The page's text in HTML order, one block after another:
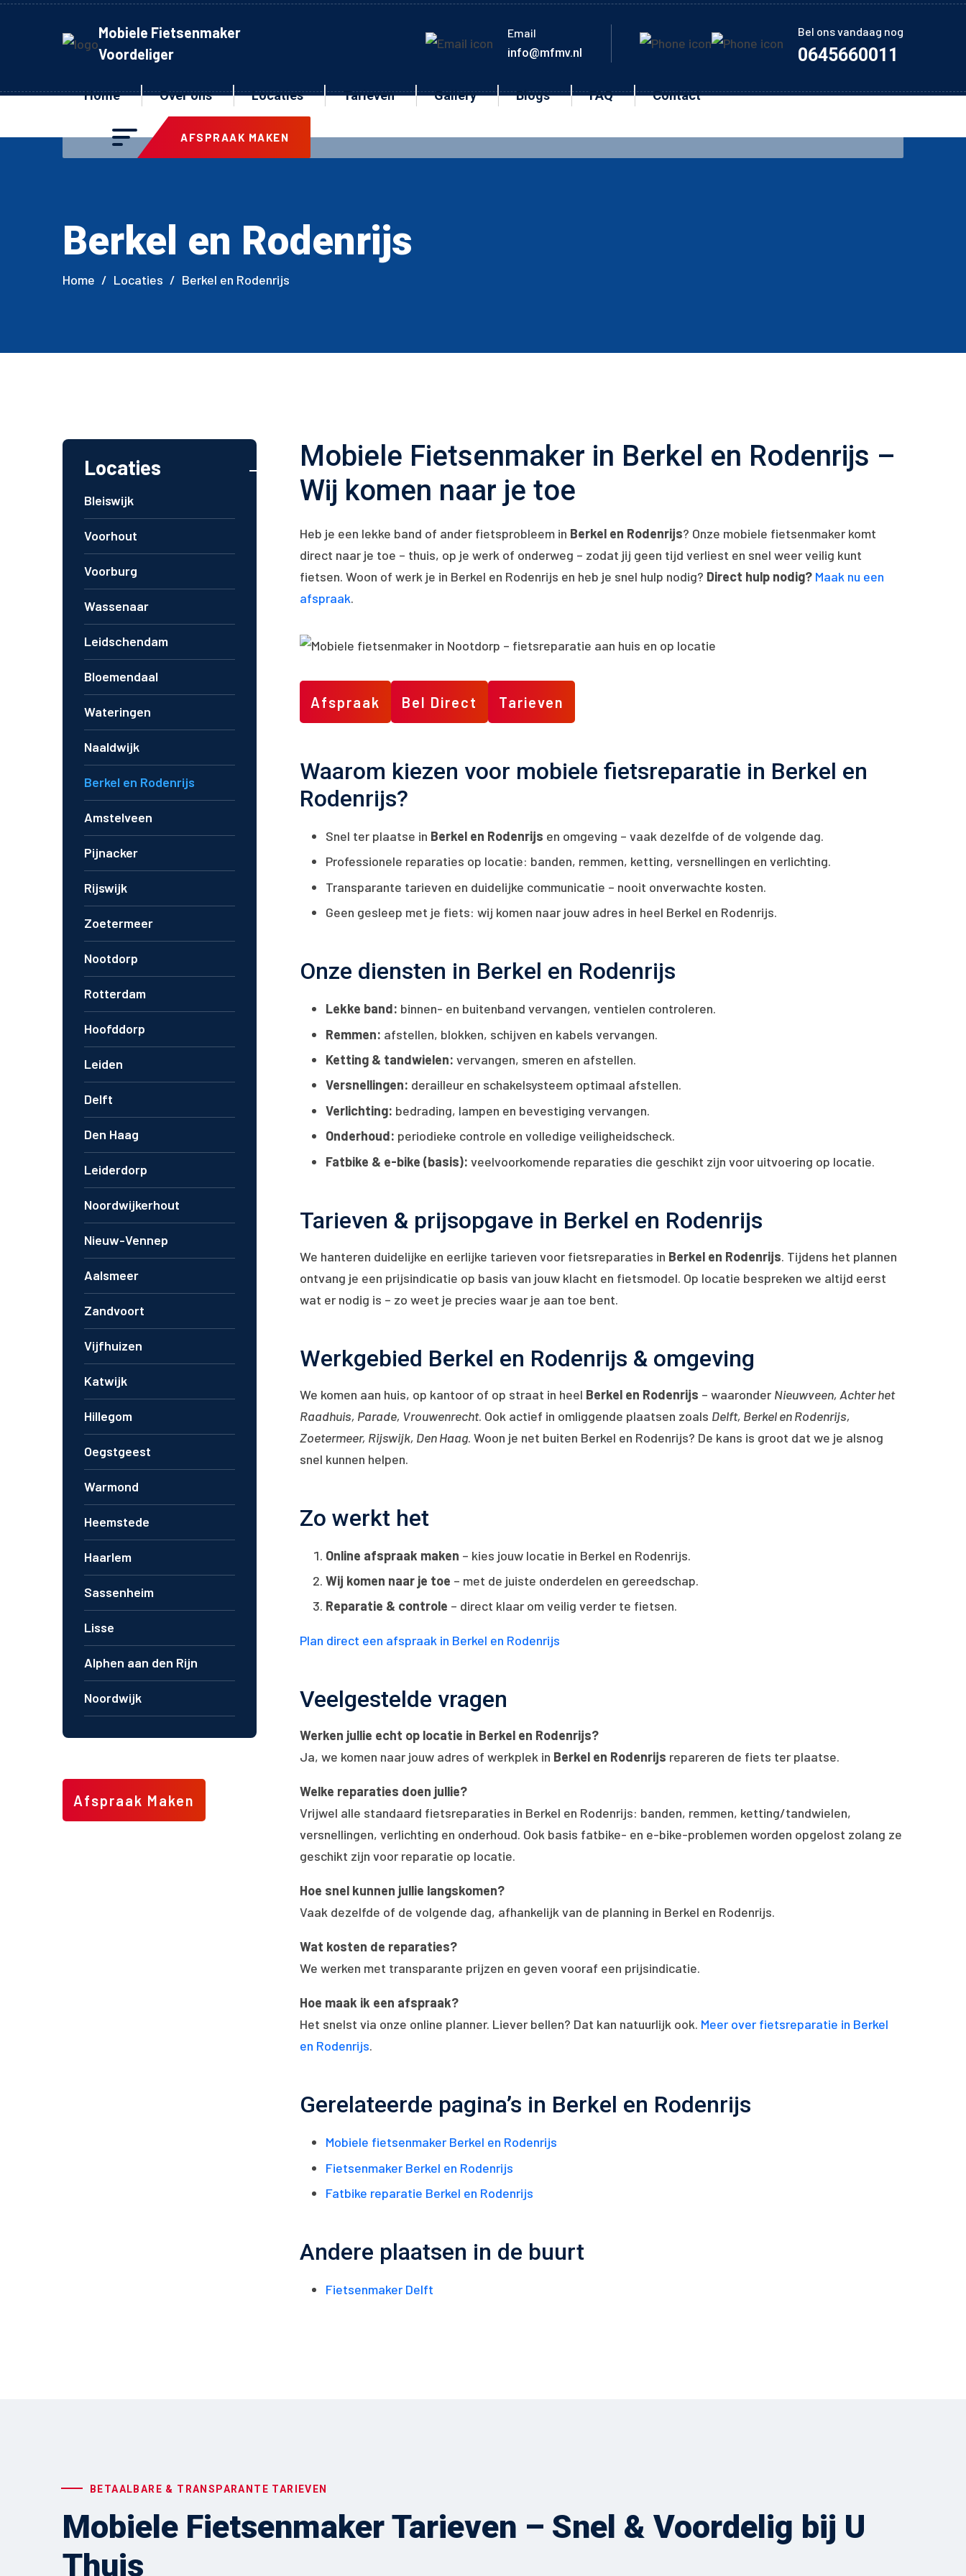
Mobiele Fietsenmaker
Voordeliger
Email
info@mfmv.nl
Bel ons vandaag nog
0645660011
Home Over ons Locaties Tarieven Gallery Blogs FAQ Contact
AFSPRAAK MAKEN
Berkel en Rodenrijs
Home / Locaties / Berkel en Rodenrijs
Locaties
Bleiswijk
Voorhout
Voorburg
Wassenaar
Leidschendam
Bloemendaal
Wateringen
Naaldwijk
Berkel en Rodenrijs
Amstelveen
Pijnacker
Rijswijk
Zoetermeer
Nootdorp
Rotterdam
Hoofddorp
Leiden
Delft
Den Haag
Leiderdorp
Noordwijkerhout
Nieuw-Vennep
Aalsmeer
Zandvoort
Vijfhuizen
Katwijk
Hillegom
Oegstgeest
Warmond
Heemstede
Haarlem
Sassenheim
Lisse
Alphen aan den Rijn
Noordwijk
Afspraak Maken
Mobiele Fietsenmaker in Berkel en Rodenrijs –
Wij komen naar je toe
Heb je een lekke band of ander fietsprobleem in Berkel en Rodenrijs? Onze mobiele fietsenmaker komt
direct naar je toe – thuis, op je werk of onderweg – zodat jij geen tijd verliest en snel weer veilig kunt
fietsen. Woon of werk je in Berkel en Rodenrijs en heb je snel hulp nodig? Direct hulp nodig? Maak nu een
afspraak.
Afspraak Bel Direct Tarieven
Waarom kiezen voor mobiele fietsreparatie in Berkel en
Rodenrijs?
Snel ter plaatse in Berkel en Rodenrijs en omgeving – vaak dezelfde of de volgende dag.
Professionele reparaties op locatie: banden, remmen, ketting, versnellingen en verlichting.
Transparante tarieven en duidelijke communicatie – nooit onverwachte kosten.
Geen gesleep met je fiets: wij komen naar jouw adres in heel Berkel en Rodenrijs.
Onze diensten in Berkel en Rodenrijs
Lekke band: binnen- en buitenband vervangen, ventielen controleren.
Remmen: afstellen, blokken, schijven en kabels vervangen.
Ketting & tandwielen: vervangen, smeren en afstellen.
Versnellingen: derailleur en schakelsysteem optimaal afstellen.
Verlichting: bedrading, lampen en bevestiging vervangen.
Onderhoud: periodieke controle en volledige veiligheidscheck.
Fatbike & e-bike (basis): veelvoorkomende reparaties die geschikt zijn voor uitvoering op locatie.
Tarieven & prijsopgave in Berkel en Rodenrijs
We hanteren duidelijke en eerlijke tarieven voor fietsreparaties in Berkel en Rodenrijs. Tijdens het plannen
ontvang je een prijsindicatie op basis van jouw klacht en fietsmodel. Op locatie bespreken we altijd eerst
wat er nodig is – zo weet je precies waar je aan toe bent.
Werkgebied Berkel en Rodenrijs & omgeving
We komen aan huis, op kantoor of op straat in heel Berkel en Rodenrijs – waaronder Nieuwveen, Achter het
Raadhuis, Parade, Vrouwenrecht. Ook actief in omliggende plaatsen zoals Delft, Berkel en Rodenrijs,
Zoetermeer, Rijswijk, Den Haag. Woon je net buiten Berkel en Rodenrijs? De kans is groot dat we je alsnog
snel kunnen helpen.
Zo werkt het
Online afspraak maken – kies jouw locatie in Berkel en Rodenrijs.
Wij komen naar je toe – met de juiste onderdelen en gereedschap.
Reparatie & controle – direct klaar om veilig verder te fietsen.
Plan direct een afspraak in Berkel en Rodenrijs
Veelgestelde vragen
Werken jullie echt op locatie in Berkel en Rodenrijs?
Ja, we komen naar jouw adres of werkplek in Berkel en Rodenrijs repareren de fiets ter plaatse.
Welke reparaties doen jullie?
Vrijwel alle standaard fietsreparaties in Berkel en Rodenrijs: banden, remmen, ketting/tandwielen,
versnellingen, verlichting en onderhoud. Ook basis fatbike- en e-bike-problemen worden opgelost zolang ze
geschikt zijn voor reparatie op locatie.
Hoe snel kunnen jullie langskomen?
Vaak dezelfde of de volgende dag, afhankelijk van de planning in Berkel en Rodenrijs.
Wat kosten de reparaties?
We werken met transparante prijzen en geven vooraf een prijsindicatie.
Hoe maak ik een afspraak?
Het snelst via onze online planner. Liever bellen? Dat kan natuurlijk ook. Meer over fietsreparatie in Berkel
en Rodenrijs.
Gerelateerde pagina’s in Berkel en Rodenrijs
Mobiele fietsenmaker Berkel en Rodenrijs
Fietsenmaker Berkel en Rodenrijs
Fatbike reparatie Berkel en Rodenrijs
Andere plaatsen in de buurt
Fietsenmaker Delft
BETAALBARE & TRANSPARANTE TARIEVEN
Mobiele Fietsenmaker Tarieven – Snel & Voordelig bij U
Thuis